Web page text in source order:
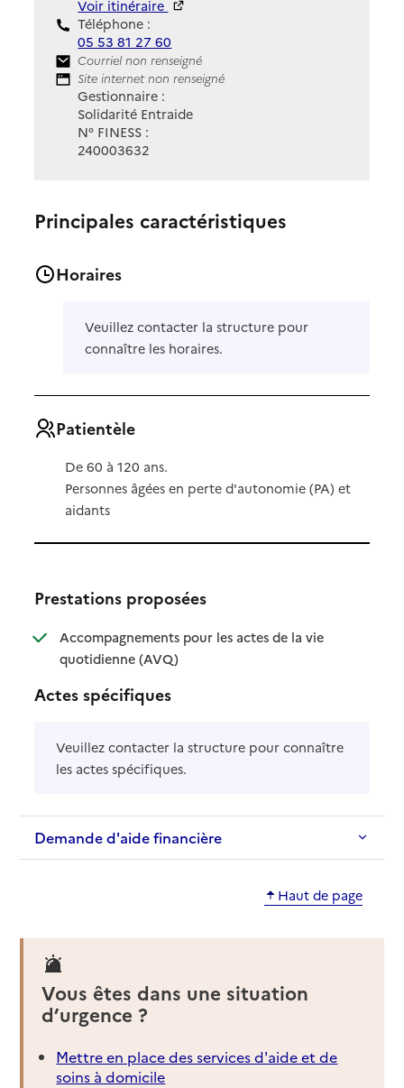
Voir itinéraire
Téléphone :
05 53 81 27 60
Contact
Courriel non renseigné
Site Internet
Site internet non renseigné
Gestionnaire :
Solidarité Entraide
N° FINESS :
240003632
Principales caractéristiques
Horaires
Veuillez contacter la structure pour
connaître les horaires.
Patientèle
De 60 à 120 ans.
Personnes âgées en perte d'autonomie (PA) et
aidants
Prestations proposées
Accompagnements pour les actes de la vie
quotidienne (AVQ): disponible
: non disponible
Actes spécifiques
Veuillez contacter la structure pour connaître
les actes spécifiques.
Demande d'aide financière
Haut de page
Vous êtes dans une situation
d’urgence ?
Mettre en place des services d'aide et de
soins à domicile